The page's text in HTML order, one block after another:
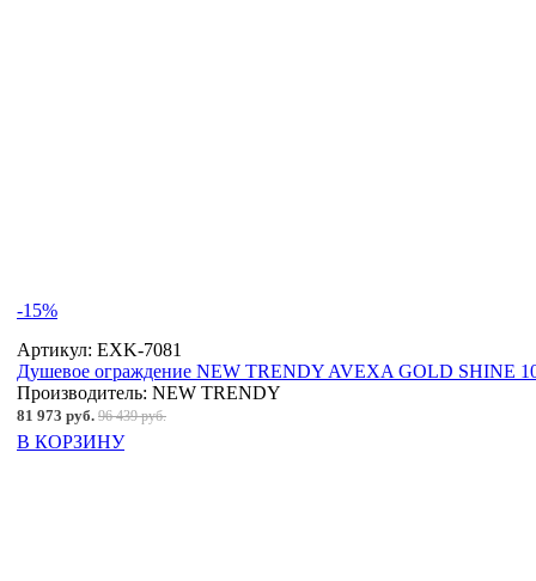
-15%
Артикул: EXK-7081
Душевое ограждение NEW TRENDY AVEXA GOLD SHINE
Производитель: NEW TRENDY
81 973 руб. 96 439 руб.
В КОРЗИНУ